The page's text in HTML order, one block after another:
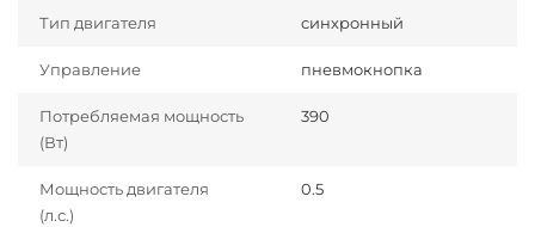
Тип двигателя синхронный
Управление пневмокнопка
Потребляемая мощность
(Вт)
390
Мощность двигателя
(л.с.)
0.5